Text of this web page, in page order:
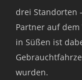
drei Standorten
Partner auf
in Süßen ist
wurden.